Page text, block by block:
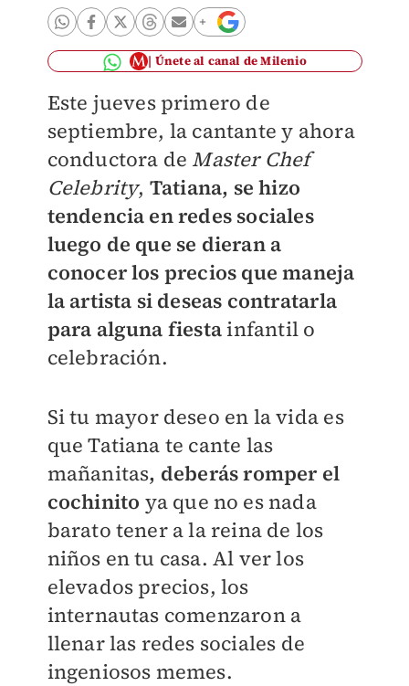
Únete al canal de Milenio
Este jueves primero de
septiembre, la cantante y ahora
conductora de Master Chef
Celebrity, Tatiana, se hizo
tendencia en redes sociales
luego de que se dieran a
conocer los precios que maneja
la artista si deseas contratarla
para alguna fiestainfantil o
celebración.
Si tu mayor deseo en la vida es
que Tatiana te cante las
mañanitas, deberás romper el
cochinito ya que no es nada
barato tener a la reina de los
niños en tu casa. Al ver los
elevados precios, los
internautas comenzaron a
llenar las redes sociales de
ingeniosos memes.